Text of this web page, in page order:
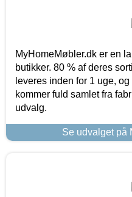
MyHomeMøbler.dk er en
butikker. 80 % af deres
leveres inden for 1 uge,
kommer fuld samlet fra
udvalg.
Se udvalget på